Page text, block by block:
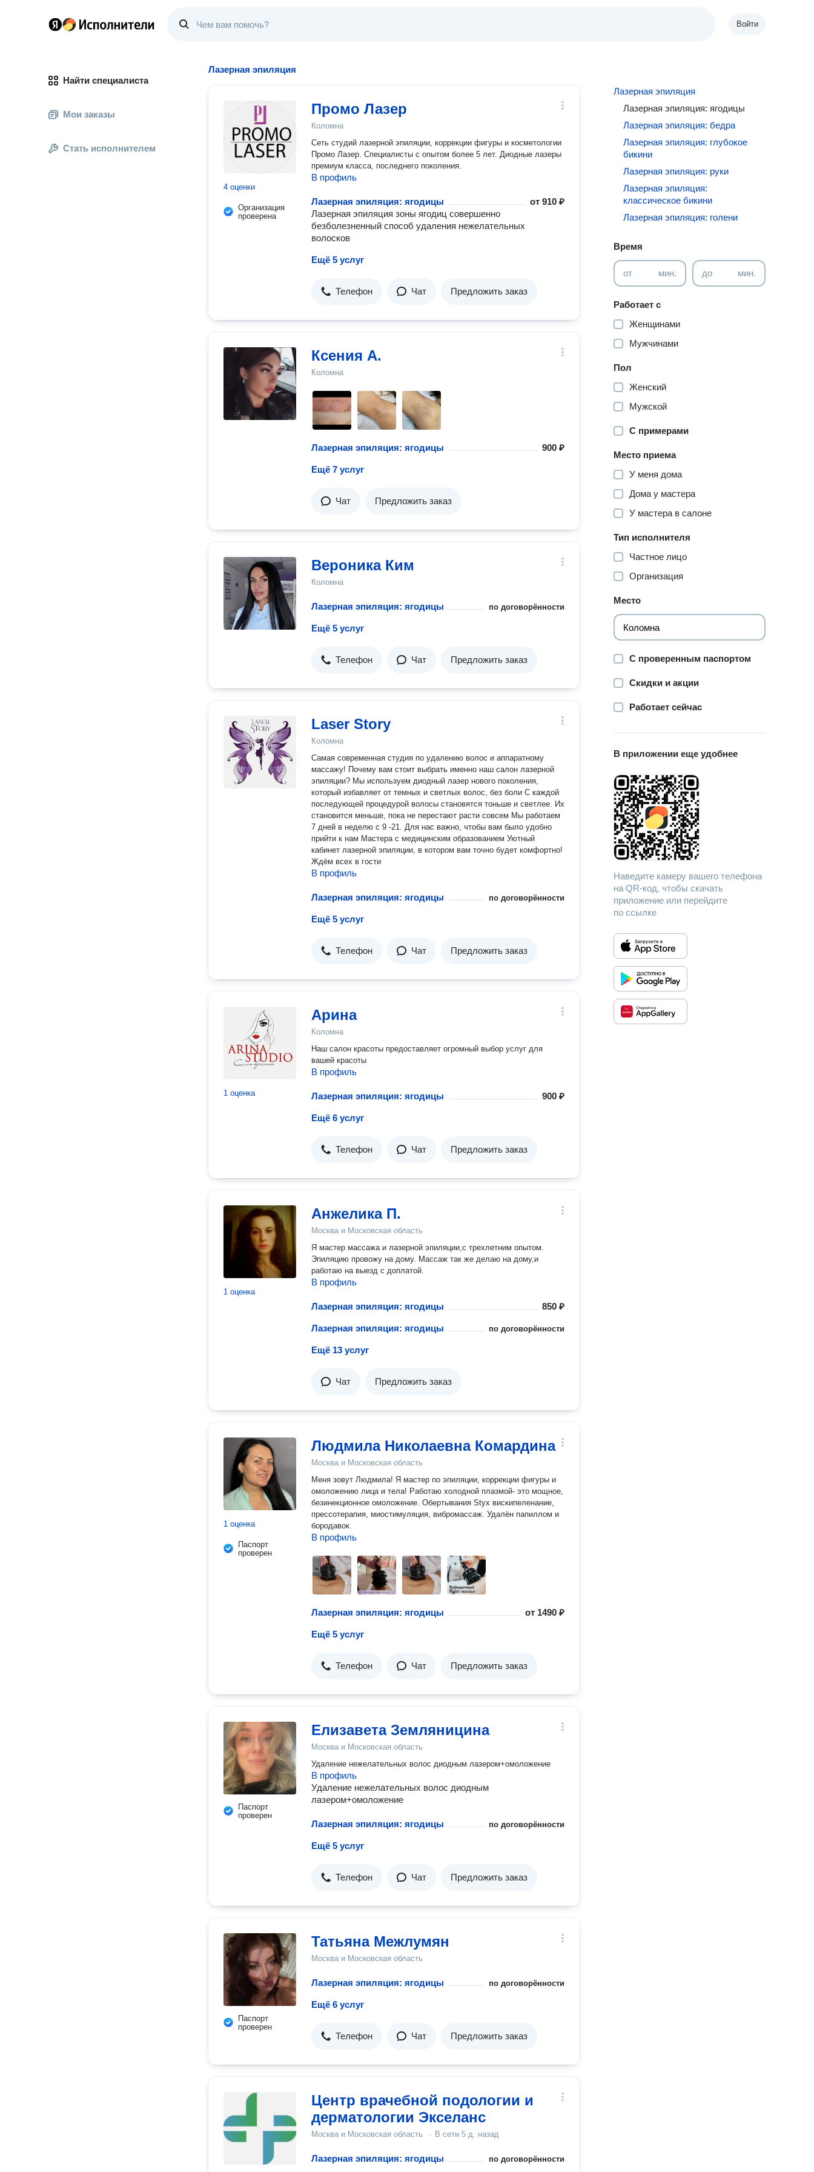
Войти
Найти специалиста
Мои заказы
Стать исполнителем
Лазерная эпиляция
4 оценки
Организация
проверена
Промо Лазер
Коломна
Сеть студий лазерной эпиляции, коррекции фигуры и косметологии
Промо Лазер. Специалисты с опытом более 5 лет. Диодные лазеры
премиум класса, последнего поколения.
В профиль
Лазерная эпиляция: ягодицы от910 ₽
Лазерная эпиляция зоны ягодиц совершенно
безболезненный способ удаления нежелательных
волосков
Ещё 5 услуг
Телефон Чат Предложить заказ
Ксения А.
Коломна
Лазерная эпиляция: ягодицы 900 ₽
Ещё 7 услуг
Чат Предложить заказ
Вероника Ким
Коломна
Лазерная эпиляция: ягодицы по договорённости
Ещё 5 услуг
Телефон Чат Предложить заказ
Laser Story
Коломна
Самая современная студия по удалению волос и аппаратному
массажу! Почему вам стоит выбрать именно наш салон лазерной
эпиляции? Мы используем диодный лазер нового поколения,
который избавляет от темных и светлых волос, без боли С каждой
последующей процедурой волосы становятся тоньше и светлее. Их
становится меньше, пока не перестают расти совсем Мы работаем
7 дней в неделю с 9 -21. Для нас важно, чтобы вам было удобно
прийти к нам Мастера с медицинским образованием Уютный
кабинет лазерной эпиляции, в котором вам точно будет комфортно!
Ждём всех в гости
В профиль
Лазерная эпиляция: ягодицы по договорённости
Ещё 5 услуг
Телефон Чат Предложить заказ
1 оценка
Арина
Коломна
Наш салон красоты предоставляет огромный выбор услуг для
вашей красоты
В профиль
Лазерная эпиляция: ягодицы 900 ₽
Ещё 6 услуг
Телефон Чат Предложить заказ
1 оценка
Анжелика П.
Москва и Московская область
Я мастер массажа и лазерной эпиляции,с трехлетним опытом.
Эпиляцию провожу на дому. Массаж так же делаю на дому,и
работаю на выезд с доплатой.
В профиль
Лазерная эпиляция: ягодицы 850 ₽
Лазерная эпиляция: ягодицы по договорённости
Ещё 13 услуг
Чат Предложить заказ
1 оценка
Паспорт
проверен
Людмила Николаевна Комардина
Москва и Московская область
Меня зовут Людмила! Я мастер по эпиляции, коррекции фигуры и
омоложению лица и тела! Работаю холодной плазмой- это мощное,
безинекционное омоложение. Обертывания Styx вискипеленание,
прессотерапия, миостимуляция, вибромассаж. Удалён папиллом и
бородавок.
В профиль
Лазерная эпиляция: ягодицы от 1490 ₽
Ещё 5 услуг
Телефон Чат Предложить заказ
Паспорт
проверен
Елизавета Земляницина
Москва и Московская область
Удаление нежелательных волос диодным лазером+омоложение
В профиль
Удаление нежелательных волос диодным
лазером+омоложение
Лазерная эпиляция: ягодицы по договорённости
Ещё 5 услуг
Телефон Чат Предложить заказ
Паспорт
проверен
Татьяна Межлумян
Москва и Московская область
Лазерная эпиляция: ягодицы по договорённости
Ещё 6 услуг
Телефон Чат Предложить заказ
Центр врачебной подологии и
дерматологии Экселанс
Москва и Московская область · В сети 5 д. назад
Лазерная эпиляция: ягодицы по договорённости
Лазерная эпиляция
Лазерная эпиляция: ягодицы
Лазерная эпиляция: бедра
Лазерная эпиляция: глубокое
бикини
Лазерная эпиляция: руки
Лазерная эпиляция:
классическое бикини
Лазерная эпиляция: голени
Время
от мин. до мин.
Работает с
Женщинами
Мужчинами
Пол
Женский
Мужской
С примерами
Место приема
У меня дома
Дома у мастера
У мастера в салоне
Тип исполнителя
Частное лицо
Организация
Место
С проверенным паспортом
Скидки и акции
Работает сейчас
В приложении еще удобнее
Наведите камеру вашего телефона
на QR-код, чтобы скачать
приложение или перейдите
по ссылке